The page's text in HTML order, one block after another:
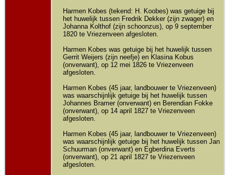
Harmen Kobes (tekend: H. Koobes) was getuige bij
het huwelijk tussen Fredrik Dekker (zijn zwager) en
Johanna Kolthof (zijn schoonzus), op 9 september
1820 te Vriezenveen afgesloten.
Harmen Kobes was getuige bij het huwelijk tussen
Gerrit Weijers (zijn neefje) en Klasina Kobus
(onverwant), op 12 mei 1826 te Vriezenveen
afgesloten.
Harmen Kobes (45 jaar, landbouwer te Vriezenveen)
was waarschijnlijk getuige bij het huwelijk tussen
Johannes Bramer (onverwant) en Berendian Fokke
(onverwant), op 14 april 1827 te Vriezenveen
afgesloten.
Harmen Kobes (45 jaar, landbouwer te Vriezenveen)
was waarschijnlijk getuige bij het huwelijk tussen Jan
Schuurman (onverwant) en Egberdina Everts
(onverwant), op 21 april 1827 te Vriezenveen
afgesloten.